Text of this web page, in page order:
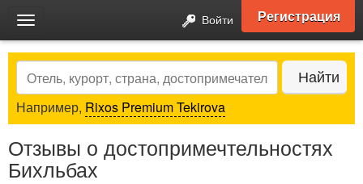
Toggle
navigation
Войти Регистрация
Search Найти
Например, Rixos Premium Tekirova
Отзывы о достопримечтельностях
Бихльбах